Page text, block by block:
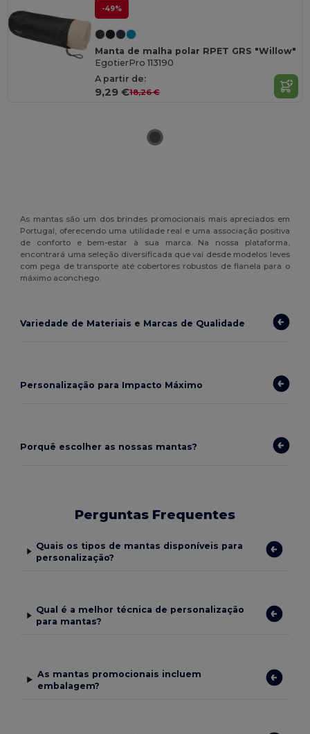
-49%
Manta de malha polar RPET GRS "Willow"
EgotierPro 113190
A partir de:
9,29 €18,26 €
As mantas são um dos brindes promocionais mais apreciados em
Portugal, oferecendo uma utilidade real e uma associação positiva
de conforto e bem-estar à sua marca. Na nossa plataforma,
encontrará uma seleção diversificada que vai desde modelos leves
com pega de transporte até cobertores robustos de flanela para o
máximo aconchego.
Variedade de Materiais e Marcas de Qualidade
Personalização para Impacto Máximo
Porquê escolher as nossas mantas?
Perguntas Frequentes
Quais os tipos de mantas disponíveis para
personalização?
Qual é a melhor técnica de personalização
para mantas?
As mantas promocionais incluem
embalagem?